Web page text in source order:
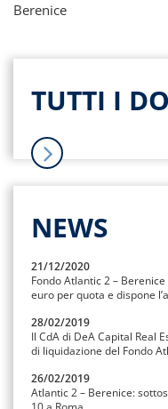
Berenice
TUTTI I
NEWS
21/12/2020
Fondo Atlantic 2 –
euro per quota e dispone
28/02/2019
Il CdA di DeA Capital Real
di liquidazione del Fondo
26/02/2019
Atlantic 2 – Berenice: